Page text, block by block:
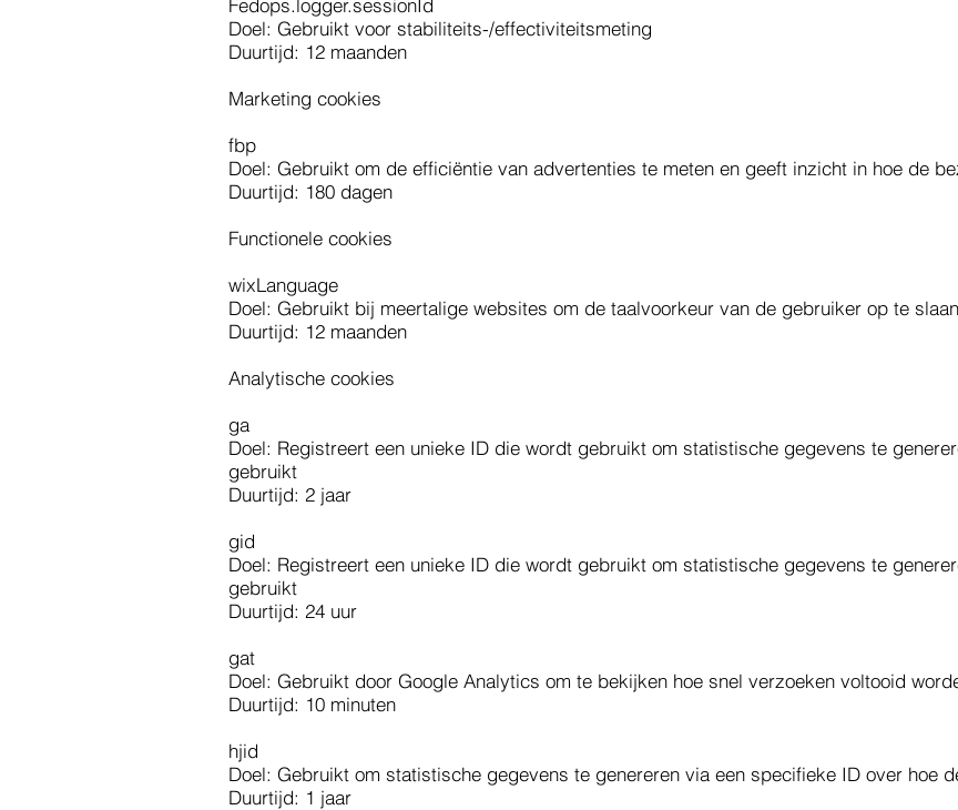
Fedops.logger.sessionId
Doel: Gebruikt voor stabiliteits-/effectiviteitsmeting
Duurtijd: 12 maanden
Marketing cookies
fbp
Doel: Gebruikt om de efficiëntie van advertenties te meten en geeft inzicht in hoe de
Duurtijd: 180 dagen
Functionele cookies
wixLanguage
Doel: Gebruikt bij meertalige websites om de taalvoorkeur van de gebruiker op te slaan
Duurtijd: 12 maanden
Analytische cookies
ga
Doel: Registreert een unieke ID die wordt gebruikt om statistische gegevens te
gebruikt
Duurtijd: 2 jaar
gid
Doel: Registreert een unieke ID die wordt gebruikt om statistische gegevens te
gebruikt
Duurtijd: 24 uur
gat
Doel: Gebruikt door Google Analytics om te bekijken hoe snel verzoeken voltooid
Duurtijd: 10 minuten
hjid
Doel: Gebruikt om statistische gegevens te genereren via een specifieke ID over hoe
Duurtijd: 1 jaar